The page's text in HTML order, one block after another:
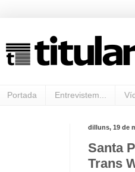
Portada Entrevistem...
dilluns, 19 de
Santa
Trans